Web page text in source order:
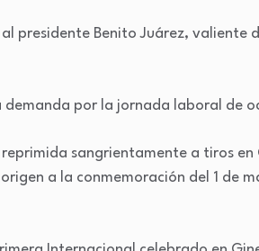
presidente Benito Juárez, valiente
demanda por la jornada laboral de
sangrientamente a tiros en
a la conmemoración del 1 de